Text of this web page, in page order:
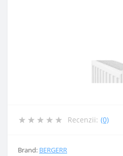
Recenzii: (0)
Brand: BERGERR